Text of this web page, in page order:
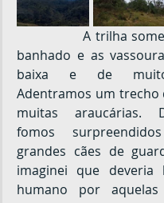
		A trilha some em meio ao
banhado e as
baixa e de
Adentramos um trecho
muitas araucárias.
fomos
grandes cães de
imaginei que deveria
humano por